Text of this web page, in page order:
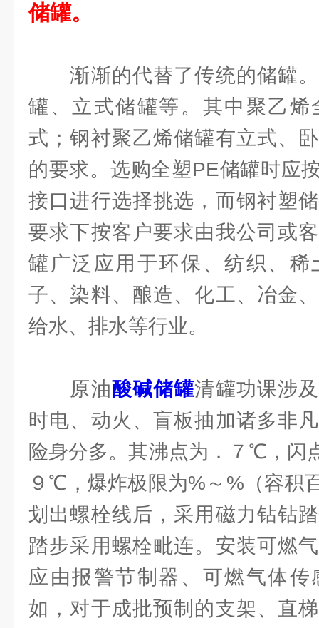
储罐。
渐渐的代替了传统的储罐。
罐、立式储罐等。其中聚乙烯
式；钢衬聚乙烯储罐有立式、
的要求。选购全塑PE储罐时应
接口进行选择挑选，而钢衬塑
要求下按客户要求由我公司或
罐广泛应用于环保、纺织、稀
子、染料、酿造、化工、冶金
给水、排水等行业。
原油酸碱储罐清罐功课涉
时电、动火、盲板抽加诸多非
险身分多。其沸点为．７℃，闪
９℃，爆炸极限为%～%（容积
划出螺栓线后，采用磁力钻钻
踏步采用螺栓毗连。安装可燃
应由报警节制器、可燃气体
如，对于成批预制的支架、直